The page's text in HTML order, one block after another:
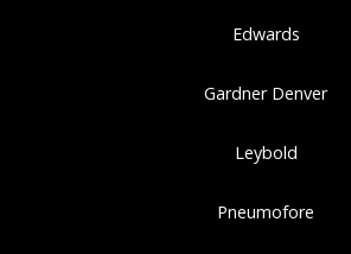
Edwards
Gardner Denver
Leybold
Pneumofore